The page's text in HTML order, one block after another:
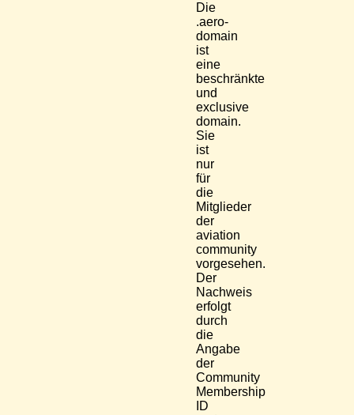
Die
.aero-
domain
ist
eine
beschränkte
und
exclusive
domain.
Sie
ist
nur
für
die
Mitglieder
der
aviation
community
vorgesehen.
Der
Nachweis
erfolgt
durch
die
Angabe
der
Community
Membership
ID